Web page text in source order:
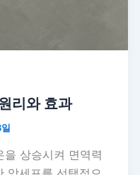
리와 효과
상승시켜 면역력